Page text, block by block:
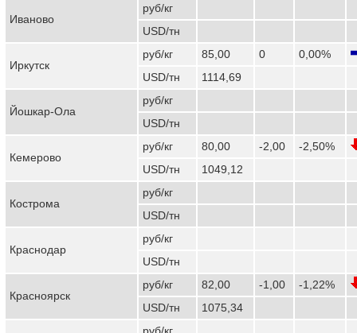
Иваново
руб/кг
USD/тн
Иркутск
руб/кг 85,00 0
0,00%
USD/тн
1114,69
Йошкар-Ола
руб/кг
USD/тн
Кемерово
руб/кг 80,00 -2,00
-2,50%
USD/тн
1049,12
Кострома
руб/кг
USD/тн
Краснодар
руб/кг
USD/тн
Красноярск
руб/кг 82,00 -1,00
-1,22%
USD/тн
1075,34
руб/кг